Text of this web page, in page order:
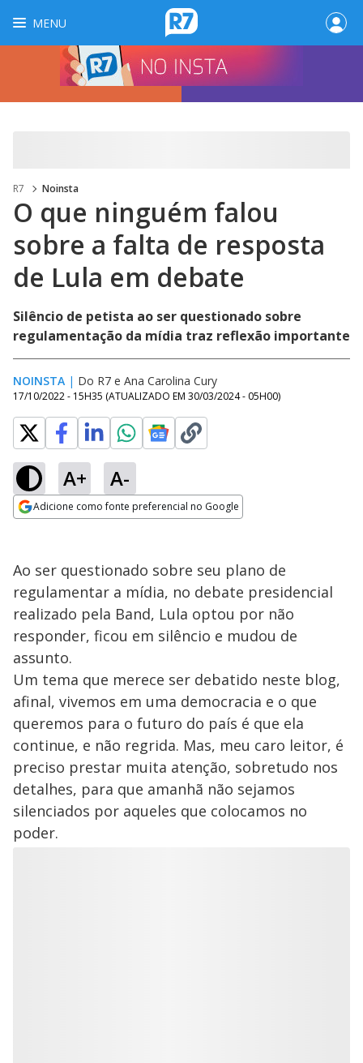
MENU
R7 Noinsta
O que ninguém falou
sobre a falta de resposta
de Lula em debate
Silêncio de petista ao ser questionado sobre
regulamentação da mídia traz reflexão importante
NOINSTA | Do R7 e Ana Carolina Cury
17/10/2022 - 15H35 (ATUALIZADO EM 30/03/2024 - 05H00)
A+ A-
Adicione como fonte preferencial no Google
Ao ser questionado sobre seu plano de
regulamentar a mídia, no debate presidencial
realizado pela Band, Lula optou por não
responder, ficou em silêncio e mudou de
assunto.
Um tema que merece ser debatido neste blog,
afinal, vivemos em uma democracia e o que
queremos para o futuro do país é que ela
continue, e não regrida. Mas, meu caro leitor, é
preciso prestar muita atenção, sobretudo nos
detalhes, para que amanhã não sejamos
silenciados por aqueles que colocamos no
poder.